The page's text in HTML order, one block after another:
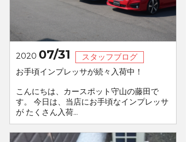
2020 07/31
スタッフブログ
お手頃インプレッサが続々入荷中！
こんにちは、カースポット守山の藤田で
す。 今日は、当店にお手頃なインプレッサ
が たくさん入荷...